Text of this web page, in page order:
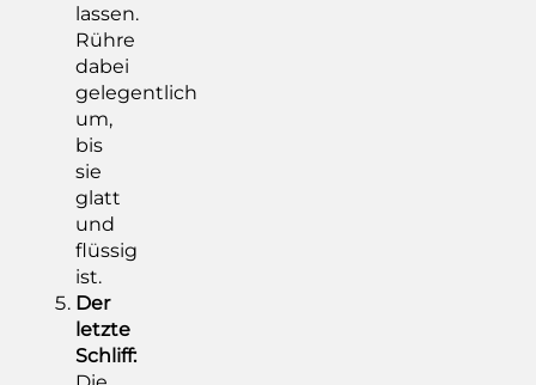
lassen.
Rühre
dabei
gelegentlich
um,
bis
sie
glatt
und
flüssig
ist.
Der
letzte
Schliff: